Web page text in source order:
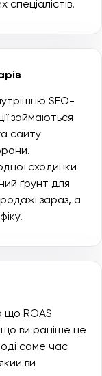
SEO-
займаються
сайту
сходинки
ґрунт для
зараз, а
що ROAS
ви раніше не
саме час
ви